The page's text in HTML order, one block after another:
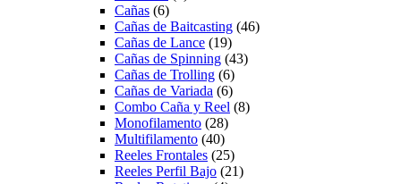
Cañas (6)
Cañas de Baitcasting (46)
Cañas de Lance (19)
Cañas de Spinning (43)
Cañas de Trolling (6)
Cañas de Variada (6)
Combo Caña y Reel (8)
Monofilamento (28)
Multifilamento (40)
Reeles Frontales (25)
Reeles Perfil Bajo (21)